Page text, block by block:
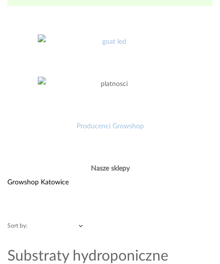
Producenci Growshop
Nasze sklepy
Growshop Katowice
Sort by:
Substraty hydroponiczne